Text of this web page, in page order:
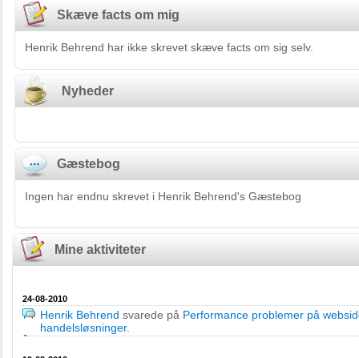
Skæve facts om mig
Henrik Behrend har ikke skrevet skæve facts om sig selv.
Nyheder
Gæstebog
Ingen har endnu skrevet i Henrik Behrend's Gæstebog
Mine aktiviteter
24-08-2010
Henrik Behrend svarede på Performance problemer på
handelsløsninger.